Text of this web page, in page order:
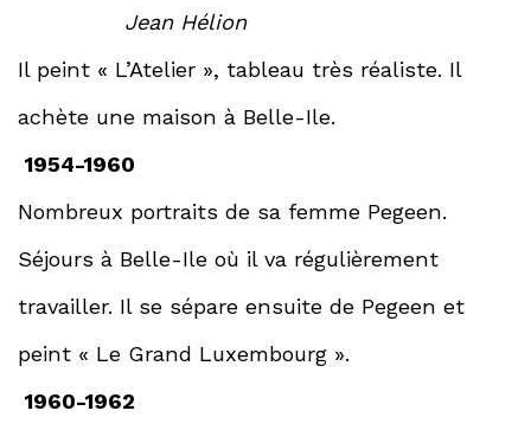
Jean Hélion
Il peint « L’Atelier », tableau très réaliste. Il
achète une maison à Belle-Ile.
1954-1960
Nombreux portraits de sa femme Pegeen.
Séjours à Belle-Ile où il va régulièrement
travailler. Il se sépare ensuite de Pegeen et
peint « Le Grand Luxembourg ».
1960-1962